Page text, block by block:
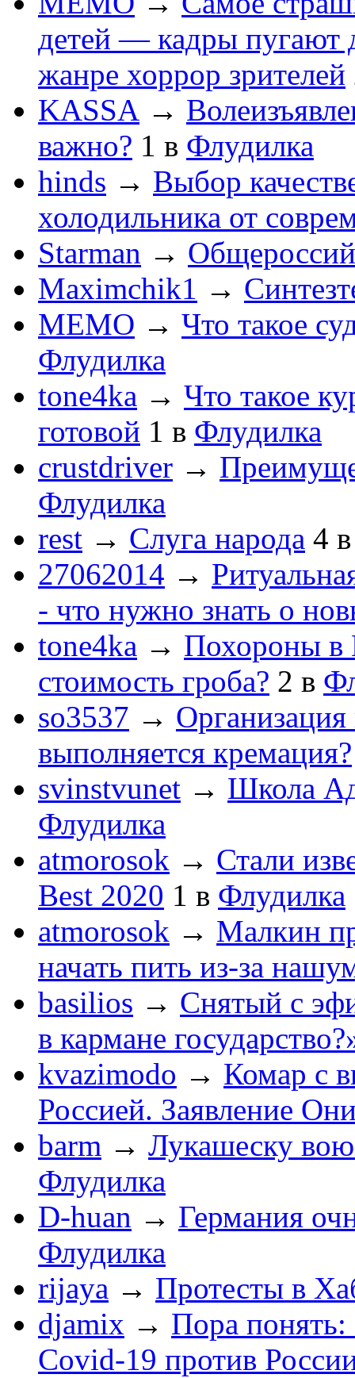
детей — кадры пугают
жанре хоррор зрителей
KASSA →
важно? 1 в Флудилка
hinds → Выбор
холодильника от
Starman →
Maximchik1 →
MEMO → Что такое
Флудилка
tone4ka → Что такое
готовой 1 в Флудилка
crustdriver →
Флудилка
rest → Слуга народа 4
27062014 →
- что нужно знать о
tone4ka → Похороны в
стоимость гроба? 2 в
so3537 → Организация
выполняется кремация?
svinstvunet → Школа
Флудилка
atmorosok → Стали
Best 2020 1 в Флудилка
atmorosok → Малкин
начать пить из-за
basilios → Снятый с
в кармане
kvazimodo → Комар с
Россией. Заявление
barm → Лукашеску
Флудилка
D-huan → Германия
Флудилка
rijaya → Протесты в
djamix → Пора
Covid-19 против